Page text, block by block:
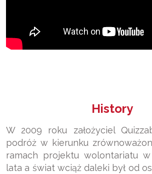
History
W 2009 roku założyciel
podróż w kierunku
ramach projektu wolontariatu w
lata a świat wciąż daleki był od